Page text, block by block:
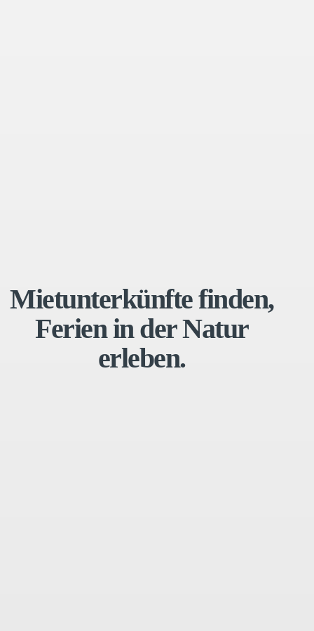
Mietunterkünfte finden,
Ferien in der Natur
erleben.